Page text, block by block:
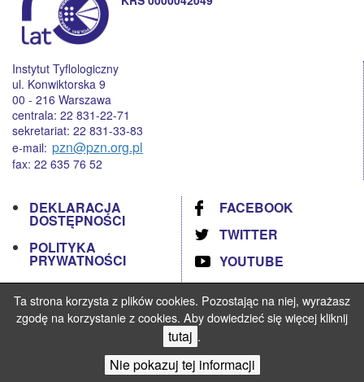
Instytut Tyflologiczny
ul. Konwiktorska 9
00 - 216 Warszawa
centrala: 22 831-22-71
sekretariat: 22 831-33-83
e-mail: pzn@pzn.org.pl
fax: 22 635 76 52
DEKLARACJA
DOSTĘPNOŚCI
POLITYKA
PRYWATNOŚCI
RODO
STANDARDY
OCHRONY
FACEBOOK
TWITTER
YOUTUBE
Prowadzenie strony: Instytut Tyflologiczny PZN
Ta strona korzysta z plików cookies. Pozostając na niej, wyrażasz
zgodę na korzystanie z cookies. Aby dowiedzieć się więcej kliknij
tutaj .
Nie pokazuj tej informacji